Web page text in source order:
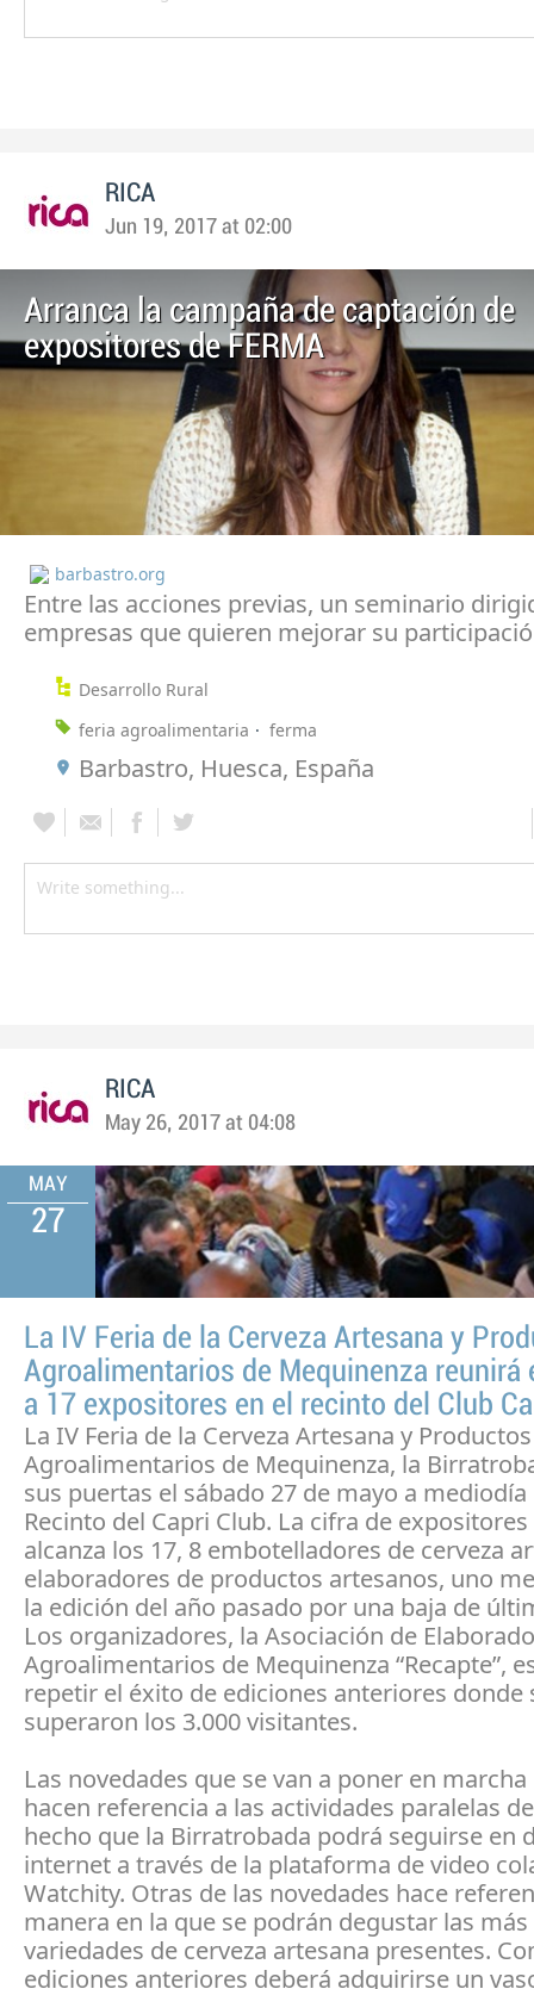
RICA
Jun 19, 2017 at 02:00
Arranca la campaña de captación de
expositores de FERMA
barbastro.org
Entre las acciones previas, un seminario
empresas que quieren mejorar su
Desarrollo Rural
feria agroalimentaria
ferma
Barbastro, Huesca, España
RICA
May 26, 2017 at 04:08
MAY
27
La IV Feria de la Cerveza Artesana y
Agroalimentarios de Mequinenza reunirá
a 17 expositores en el recinto del Club
La IV Feria de la Cerveza Artesana y Productos
Agroalimentarios de Mequinenza, la
sus puertas el sábado 27 de mayo a mediodía
Recinto del Capri Club. La cifra de
alcanza los 17, 8 embotelladores de cerveza
elaboradores de productos artesanos, uno
la edición del año pasado por una baja de
Los organizadores, la Asociación de
Agroalimentarios de Mequinenza “Recapte”,
repetir el éxito de ediciones anteriores donde
superaron los 3.000 visitantes.
Las novedades que se van a poner en
hacen referencia a las actividades paralelas
hecho que la Birratrobada podrá seguirse en
internet a través de la plataforma de video
Watchity. Otras de las novedades hace
manera en la que se podrán degustar las más
variedades de cerveza artesana presentes.
ediciones anteriores deberá adquirirse un